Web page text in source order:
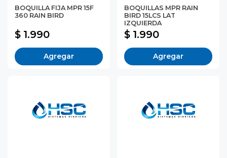
BOQUILLA FIJA MPR 15F
360 RAIN BIRD
$ 1.990
Agregar
BOQUILLAS MPR RAIN
BIRD 15LCS LAT
IZQUIERDA
$ 1.990
Agregar